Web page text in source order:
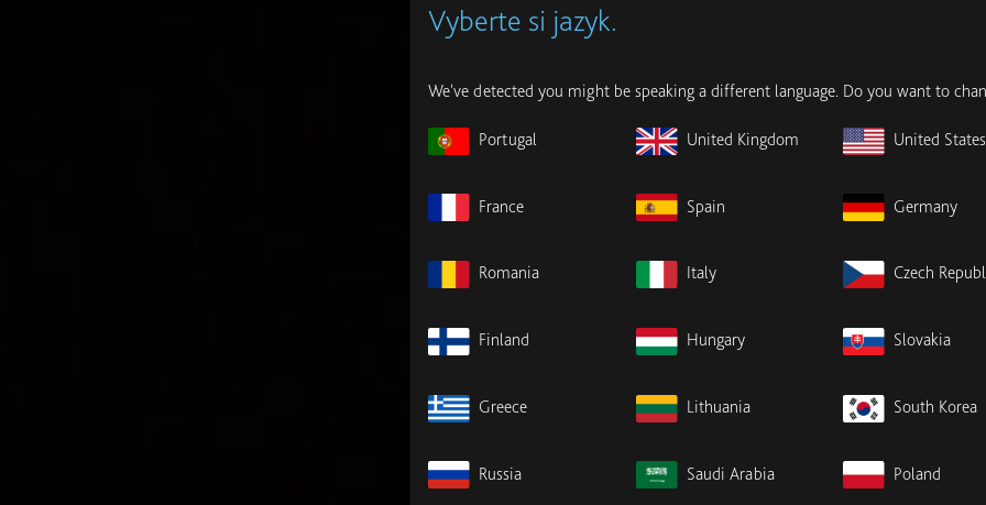
Vyberte si jazyk.
We've detected you might be speaking a different language. Do you want to
Portugal United Kingdom United States
France Spain Germany
Romania Italy Czech
Finland Hungary Slovakia
Greece Lithuania South Korea
Russia Saudi Arabia Poland